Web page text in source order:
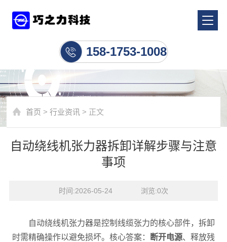
158-1753-1008
首页 >行业资讯 > 正文
自动绕线机张力器拆卸详解步骤与注意
事项
时间:2026-05-24    浏览:0次
自动绕线机张力器是控制线缆张力的核心部件，拆卸
时需精确操作以避免损坏。核心答案：
断开电源、释放残